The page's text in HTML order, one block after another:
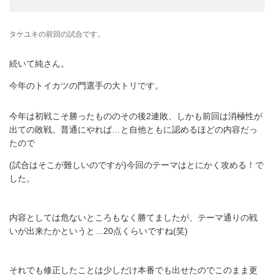
タケユキの前回の試合です。
続いて純さん。
今年のトイカツの門選手の大トリです。
今年は初戦こそ勝ったもののその後2連敗、しかも前回は消極性が
出ての敗戦。普通にやれば…と自他ともに認めるほどの内容だっ
たので
(試合はそこが難しいのですが)今回のテーマはとにかく攻める！で
した。
内容としては危ないところもなく勝てましたが、テーマ通りの戦
いが出来たかというと…20点くらいですね(笑)
それでも修正したことは少しだけ本番でも出せたのでこのまま更